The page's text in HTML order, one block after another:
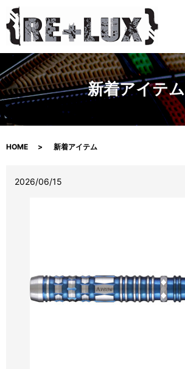
新着アイテム
HOME 新着アイテム
2026/06/15